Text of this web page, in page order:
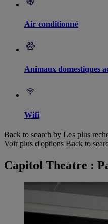
Air conditionné
Animaux domestiques
Wifi
Back to search by Les plus
Voir plus d'options Back to
Capitol Theatre :